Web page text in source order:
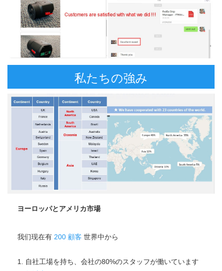
私たちの強み
ヨーロッパとアメリカ市場
我们现在有 200 顧客 世界中から